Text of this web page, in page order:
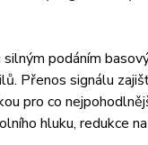
podáním
Přenos signálu
pro co
hluku, redukce